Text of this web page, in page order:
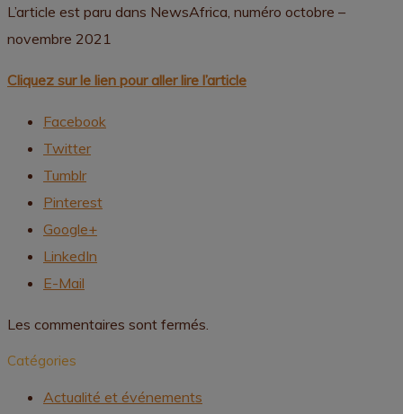
L’article est paru dans NewsAfrica, numéro octobre –
novembre 2021
Cliquez sur le lien pour aller lire l’article
Facebook
Twitter
Tumblr
Pinterest
Google+
LinkedIn
E-Mail
Les commentaires sont fermés.
Catégories
Actualité et événements